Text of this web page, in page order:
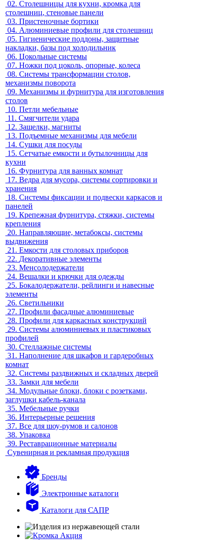
02. Столешницы для кухни, кромка для
столешниц, стеновые панели
03. Пристеночные бортики
04. Алюминиевые профили для столешниц
05. Гигиенические поддоны, защитные
накладки, базы под холодильник
06. Цокольные системы
07. Ножки под цоколь, опорные, колеса
08. Системы трансформации столов,
механизмы поворота
09. Механизмы и фурнитура для изготовления
столов
10. Петли мебельные
11. Смягчители удара
12. Защелки, магниты
13. Подъемные механизмы для мебели
14. Сушки для посуды
15. Сетчатые емкости и бутылочницы для
кухни
16. Фурнитура для ванных комнат
17. Ведра для мусора, системы сортировки и
хранения
18. Системы фиксации и подвески каркасов и
панелей
19. Крепежная фурнитура, стяжки, системы
крепления
20. Направляющие, метабоксы, системы
выдвижения
21. Емкости для столовых приборов
22. Декоративные элементы
23. Менсолодержатели
24. Вешалки и крючки для одежды
25. Бокалодержатели, рейлинги и навесные
элементы
26. Светильники
27. Профили фасадные алюминиевые
28. Профили для каркасных конструкций
29. Системы алюминиевых и пластиковых
профилей
30. Стеллажные системы
31. Наполнение для шкафов и гардеробных
комнат
32. Системы раздвижных и складных дверей
33. Замки для мебели
34. Модульные блоки, блоки с розетками,
заглушки кабель-канала
35. Мебельные ручки
36. Интерьерные решения
37. Все для шоу-румов и салонов
38. Упаковка
39. Реставрационные материалы
Сувенирная и рекламная продукция
Бренды
Электронные каталоги
Каталоги для САПР